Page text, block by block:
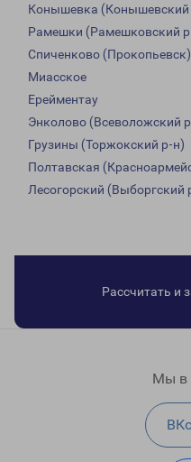
Конышевка (Конышевский
Рамешки (Рамешковский
Спиченково (Прокопьевск)
Миасское
Ерейментау
Энколово (Всеволожский
Грузины (Торжокский р-н)
Полтавская
Лесогорский (Выборгский
Рассчитать и
Мы в